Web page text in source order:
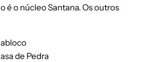
é o núcleo Santana. Os outros
de Pedra